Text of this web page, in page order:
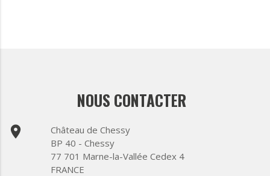
NOUS CONTACTER
place
Château de Chessy
BP 40 - Chessy
77 701 Marne-la-Vallée Cedex 4
FRANCE